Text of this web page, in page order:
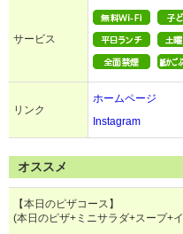
サービス
リンク
ホームページ
Instagram
オススメ
【本日のピザコース】
(本日のピザ+ミニサラダ+スープ+